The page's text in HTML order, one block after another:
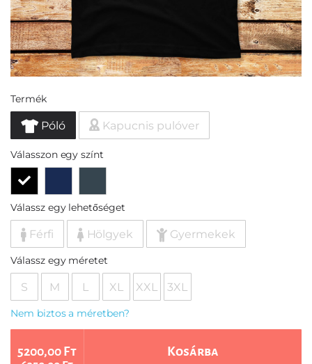
Termék
Póló Kapucnis pulóver
Válasszon egy színt
Válassz egy lehetőséget
Férfi Hölgyek Gyermekek
Válassz egy méretet
S M L XL XXL 3XL
Nem biztos a méretben?
5200,00 Ft Kosárba